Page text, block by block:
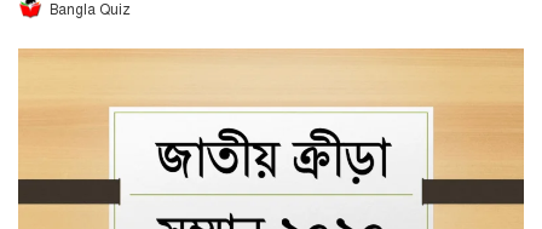
Bangla Quiz